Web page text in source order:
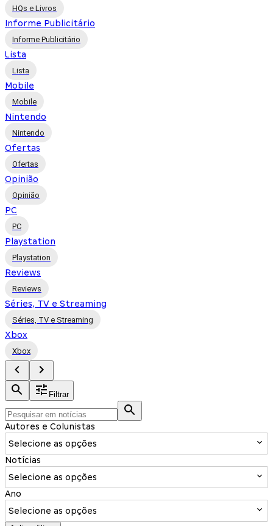
HQs e Livros
Informe Publicitário
Informe Publicitário
Lista
Lista
Mobile
Mobile
Nintendo
Nintendo
Ofertas
Ofertas
Opinião
Opinião
PC
PC
Playstation
Playstation
Reviews
Reviews
Séries, TV e Streaming
Séries, TV e Streaming
Xbox
Xbox
Filtrar
Autores e Colunistas
Selecione as opções
Notícias
Selecione as opções
Ano
Selecione as opções